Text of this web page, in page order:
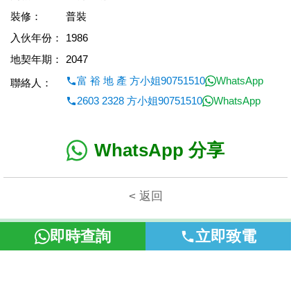
裝修：
普裝
入伙年份：
1986
地契年期：
2047
聯絡人：
富 裕 地 產 方小姐90751510
WhatsApp
2603 2328 方小姐90751510
WhatsApp
WhatsApp 分享
< 返回
即時查詢 立即致電
本網頁所提供資料僅作參考用途。若因錯漏而引致任何不便或損
失，富裕地產概不負責。